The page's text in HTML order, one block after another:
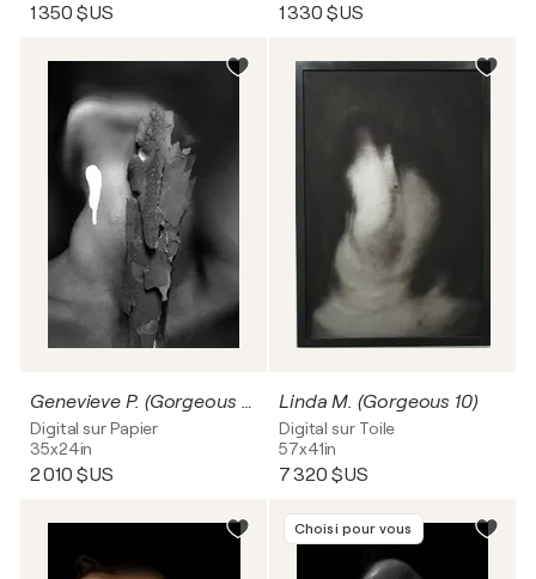
1 350 $US 1 330 $US
Genevieve P. (Gorgeous V6)
Digital sur Papier
35x24in
2 010 $US
Linda M. (Gorgeous 10)
Digital sur Toile
57x41in
7 320 $US
Choisi pour vous